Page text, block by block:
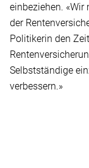
einbeziehen. «Wir
der
Politikerin den
Selbstständige
verbessern.»